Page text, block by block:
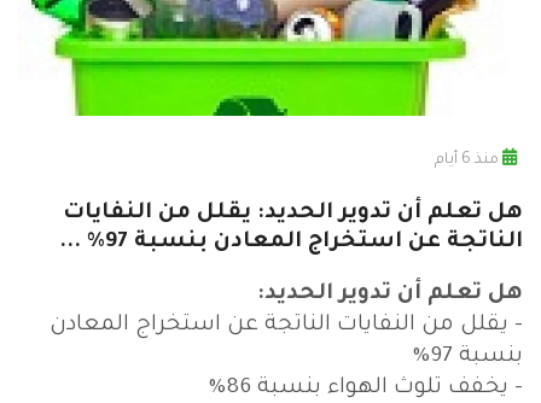
منذ 6 أيام
هل تعلم أن تدوير الحديد: يقلل من النفايات
الناتجة عن استخراج المعادن بنسبة 97% ...
هل تعلم أن تدوير الحديد:
- يقلل من النفايات الناتجة عن استخراج المعادن
بنسبة 97%
- يخفف تلوث الهواء بنسبة 86%